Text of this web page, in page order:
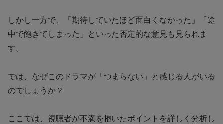
しかし一方で、「期待していたほど面白くなかった」「途
中で飽きてしまった」といった否定的な意見も見られま
す。
では、なぜこのドラマが「つまらない」と感じる人がいる
のでしょうか？
ここでは、視聴者が不満を抱いたポイントを詳しく分析し